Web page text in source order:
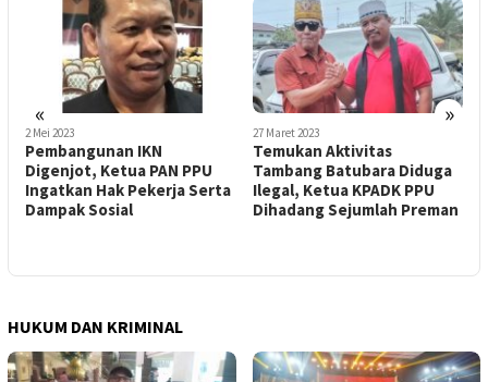
« »
2 Mei 2023
Pembangunan IKN
Digenjot, Ketua PAN PPU
Ingatkan Hak Pekerja Serta
Dampak Sosial
27 Maret 2023
Temukan Aktivitas
Tambang Batubara Diduga
Ilegal, Ketua KPADK PPU
Dihadang Sejumlah Preman
HUKUM DAN KRIMINAL